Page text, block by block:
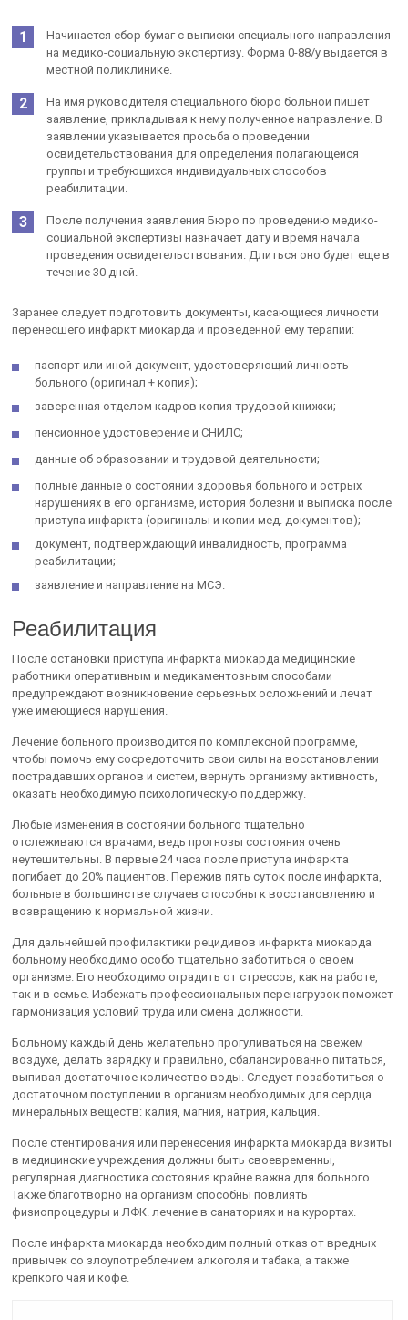
Начинается сбор бумаг с выписки специального направления
на медико-социальную экспертизу. Форма 0-88/у выдается в
местной поликлинике.
На имя руководителя специального бюро больной пишет
заявление, прикладывая к нему полученное направление. В
заявлении указывается просьба о проведении
освидетельствования для определения полагающейся
группы и требующихся индивидуальных способов
реабилитации.
После получения заявления Бюро по проведению медико-
социальной экспертизы назначает дату и время начала
проведения освидетельствования. Длиться оно будет еще в
течение 30 дней.
Заранее следует подготовить документы, касающиеся личности
перенесшего инфаркт миокарда и проведенной ему терапии:
паспорт или иной документ, удостоверяющий личность
больного (оригинал + копия);
заверенная отделом кадров копия трудовой книжки;
пенсионное удостоверение и СНИЛС;
данные об образовании и трудовой деятельности;
полные данные о состоянии здоровья больного и острых
нарушениях в его организме, история болезни и выписка после
приступа инфаркта (оригиналы и копии мед. документов);
документ, подтверждающий инвалидность, программа
реабилитации;
заявление и направление на МСЭ.
Реабилитация
После остановки приступа инфаркта миокарда медицинские
работники оперативным и медикаментозным способами
предупреждают возникновение серьезных осложнений и лечат
уже имеющиеся нарушения.
Лечение больного производится по комплексной программе,
чтобы помочь ему сосредоточить свои силы на восстановлении
пострадавших органов и систем, вернуть организму активность,
оказать необходимую психологическую поддержку.
Любые изменения в состоянии больного тщательно
отслеживаются врачами, ведь прогнозы состояния очень
неутешительны. В первые 24 часа после приступа инфаркта
погибает до 20% пациентов. Пережив пять суток после инфаркта,
больные в большинстве случаев способны к восстановлению и
возвращению к нормальной жизни.
Для дальнейшей профилактики рецидивов инфаркта миокарда
больному необходимо особо тщательно заботиться о своем
организме. Его необходимо оградить от стрессов, как на работе,
так и в семье. Избежать профессиональных перенагрузок поможет
гармонизация условий труда или смена должности.
Больному каждый день желательно прогуливаться на свежем
воздухе, делать зарядку и правильно, сбалансированно питаться,
выпивая достаточное количество воды. Следует позаботиться о
достаточном поступлении в организм необходимых для сердца
минеральных веществ: калия, магния, натрия, кальция.
После стентирования или перенесения инфаркта миокарда визиты
в медицинские учреждения должны быть своевременны,
регулярная диагностика состояния крайне важна для больного.
Также благотворно на организм способны повлиять
физиопроцедуры и ЛФК. лечение в санаториях и на курортах.
После инфаркта миокарда необходим полный отказ от вредных
привычек со злоупотреблением алкоголя и табака, а также
крепкого чая и кофе.